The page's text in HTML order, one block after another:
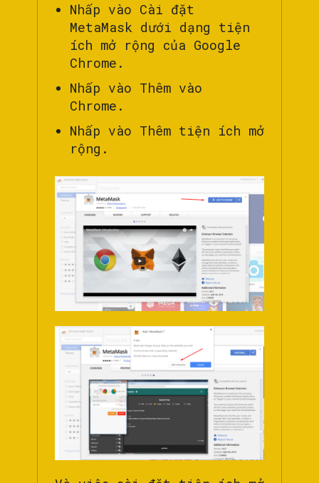
Nhấp vào Cài đặt
MetaMask dưới dạng tiện
ích mở rộng của Google
Chrome.
Nhấp vào Thêm vào
Chrome.
Nhấp vào Thêm tiện ích mở
rộng.